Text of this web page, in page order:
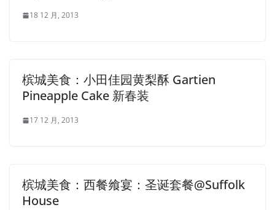
18 12 月, 2013
槟城美食：小田佳园黄梨酥 Gartien
Pineapple Cake 新春装
17 12 月, 2013
槟城美食：西餐飨宴：圣诞套餐@Suffolk
House